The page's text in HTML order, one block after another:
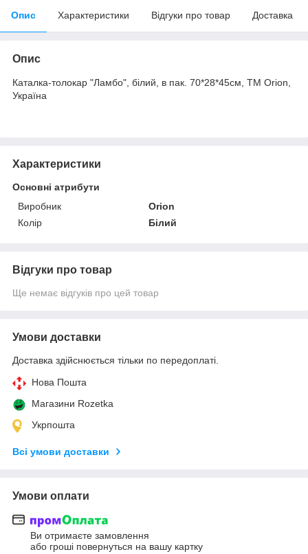
Опис Характеристики Відгуки про товар Доставка
Опис
Каталка-толокар "Ламбо", білий, в пак. 70*28*45см, ТМ Orion,
Україна
Характеристики
Основні атрибути
Виробник
Orion
Колір
Білий
Відгуки про товар
Ще немає відгуків про цей товар
Умови доставки
Доставка здійснюється тільки по передоплаті.
Нова Пошта
Магазини Rozetka
Укрпошта
Всі умови доставки
Умови оплати
Ви отримаєте замовлення
або гроші повернуться на вашу картку